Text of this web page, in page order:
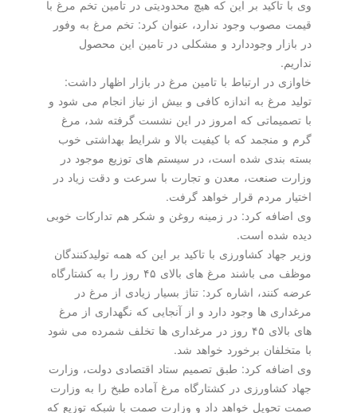
وی با تاکید بر این که هیچ محدودیتی در تامین تخم مرغ با
قیمت مصوب وجود ندارد، عنوان کرد: تخم مرغ به وفور
در بازار وجوددارد و مشکلی در تامین این محصول
خاوازی در ارتباط با تامین مرغ در بازار اظهار داشت:
تولید مرغ به اندازه کافی و بیش از نیاز انجام می شود و
با تصمیماتی که امروز در این نشست گرفته شد، مرغ
گرم و منجمد که با کیفیت بالا و شرایط بهداشتی خوب
بسته بندی شده است، در سیستم های توزیع موجود در
وزارت صنعت، معدن و تجارت با سرعت و دقت زیاد در
اختیار مردم قرار خواهد گرفت.
وی اضافه کرد: در زمینه روغن و شکر هم تدارکات خوبی
دیده شده است.
وزیر جهاد کشاورزی با تاکید بر این که همه تولیدکنندگان
موظف می باشند مرغ های بالای ۴۵ روز را به کشتارگاه
عرضه کنند، اشاره کرد: تناژ بسیار زیادی از مرغ در
مرغداری ها وجود دارد و از آنجایی که نگهداری از مرغ
های بالای ۴۵ روز در مرغداری ها تخلف شمرده می شود
با متخلفان برخورد خواهد شد.
وی اضافه کرد: طبق تصمیم ستاد اقتصادی دولت، وزارت
جهاد کشاورزی در کشتارگاه مرغ آماده طبخ را به وزارت
صمت تحویل خواهد داد و وزارت صمت با شبکه توزیع که